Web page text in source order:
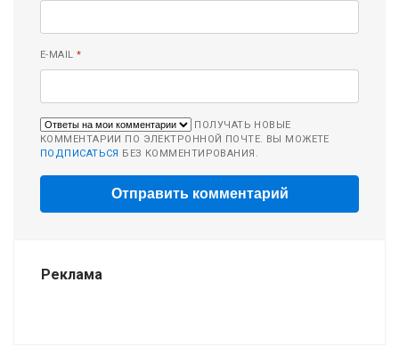
E-MAIL*
ПОЛУЧАТЬ НОВЫЕ
КОММЕНТАРИИ ПО ЭЛЕКТРОННОЙ ПОЧТЕ. ВЫ МОЖЕТЕ
ПОДПИСАТЬСЯ
БЕЗ КОММЕНТИРОВАНИЯ.
Реклама